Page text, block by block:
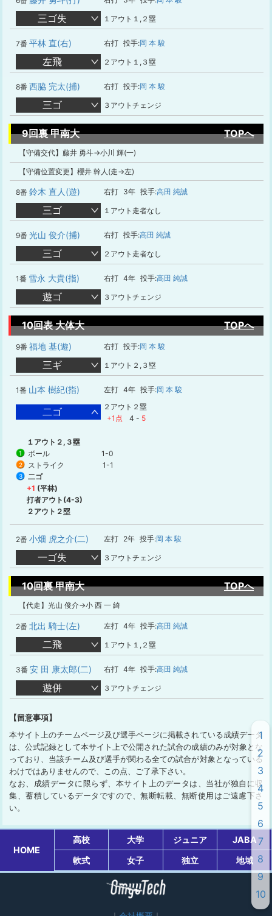
三ゴ失 １アウト１,２塁
7番 平林 直(右) 右打 投手:岡 本 駿
左飛 ２アウト１,３塁
8番 西脇 完太(捕) 右打 投手:岡 本 駿
三ゴ ３アウトチェンジ
9回裏 甲南大 TOPへ
【守備交代】藤井 勇斗→小川 輝(一)
【守備位置変更】櫻井 幹人(走→左)
8番 鈴木 直人(遊) 右打 3年 投手:高田 純誠
三ゴ １アウト走者なし
9番 光山 俊介(捕) 右打 投手:高田 純誠
三ゴ ２アウト走者なし
1番 雪永 大貴(指) 右打 4年 投手:高田 純誠
遊ゴ ３アウトチェンジ
10回表 大体大 TOPへ
9番 福地 基(遊) 右打 投手:岡 本 駿
三ギ １アウト２,３塁
1番 山本 樹紀(指) 左打 4年 投手:岡 本 駿
二ゴ
２アウト２塁
+1点
4 - 5
１アウト２,３塁
1 ボール 1-0
2 ストライク 1-1
3
二ゴ
+1 (平林)
打者アウト(4-3)
２アウト２塁
2番 小畑 虎之介(二) 左打 2年 投手:岡 本 駿
一ゴ失 ３アウトチェンジ
10回裏 甲南大 TOPへ
【代走】光山 俊介→小 西 一 綺
2番 北出 騎士(左) 左打 4年 投手:高田 純誠
二飛 １アウト１,２塁
3番 安 田 康太郎(二) 右打 4年 投手:高田 純誠
遊併 ３アウトチェンジ
【留意事項】
本サイト上のチームページ及び選手ページに掲載されている成績データ
は、公式記録として本サイト上で公開された試合の成績のみが対象とな
っており、当該チーム及び選手が関わる全ての試合が対象となっている
わけではありませんので、この点、ご了承下さい。
なお、成績データに限らず、本サイト上のデータは、当社が独自に収
集、蓄積しているデータですので、無断転載、無断使用はご遠慮下さ
い。
HOME
高校 大学 ジュニア
JABA
軟式
女子 独立 地域
1
2
3
4
5
6
7
8
9
10